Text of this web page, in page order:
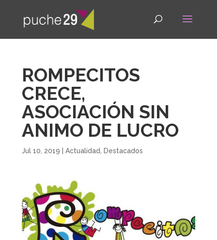
ROMPECITOS
CRECE,
ASOCIACIÓN SIN
ANIMO DE LUCRO
Jul 10, 2019 Actualidad Destacados